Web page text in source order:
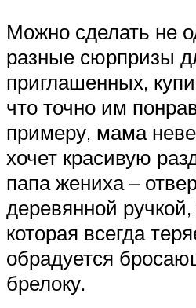
Можно сделать не
разные сюрпризы
приглашенных,
что точно им
примеру, мама
хочет красивую
папа жениха –
деревянной ручкой,
которая всегда
обрадуется
брелоку.